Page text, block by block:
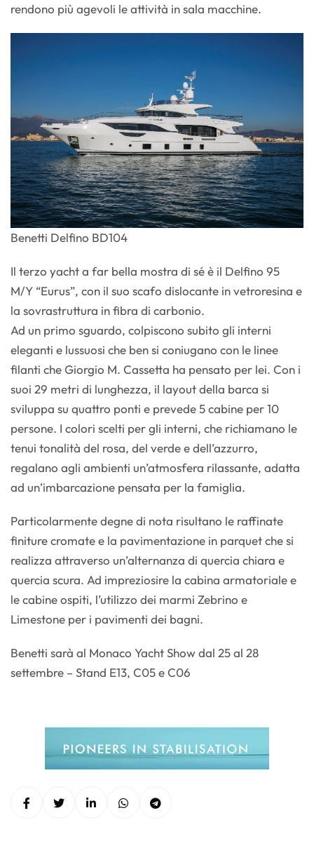
rendono più agevoli le attività in sala macchine.
Benetti Delfino BD104
Il terzo yacht a far bella mostra di sé è il Delfino 95
M/Y “Eurus”, con il suo scafo dislocante in vetroresina e
la sovrastruttura in fibra di carbonio.
Ad un primo sguardo, colpiscono subito gli interni
eleganti e lussuosi che ben si coniugano con le linee
filanti che Giorgio M. Cassetta ha pensato per lei. Con i
suoi 29 metri di lunghezza, il layout della barca si
sviluppa su quattro ponti e prevede 5 cabine per 10
persone. I colori scelti per gli interni, che richiamano le
tenui tonalità del rosa, del verde e dell’azzurro,
regalano agli ambienti un’atmosfera rilassante, adatta
ad un’imbarcazione pensata per la famiglia.
Particolarmente degne di nota risultano le raffinate
finiture cromate e la pavimentazione in parquet che si
realizza attraverso un’alternanza di quercia chiara e
quercia scura. Ad impreziosire la cabina armatoriale e
le cabine ospiti, l’utilizzo dei marmi Zebrino e
Limestone per i pavimenti dei bagni.
Benetti sarà al Monaco Yacht Show dal 25 al 28
settembre – Stand E13, C05 e C06